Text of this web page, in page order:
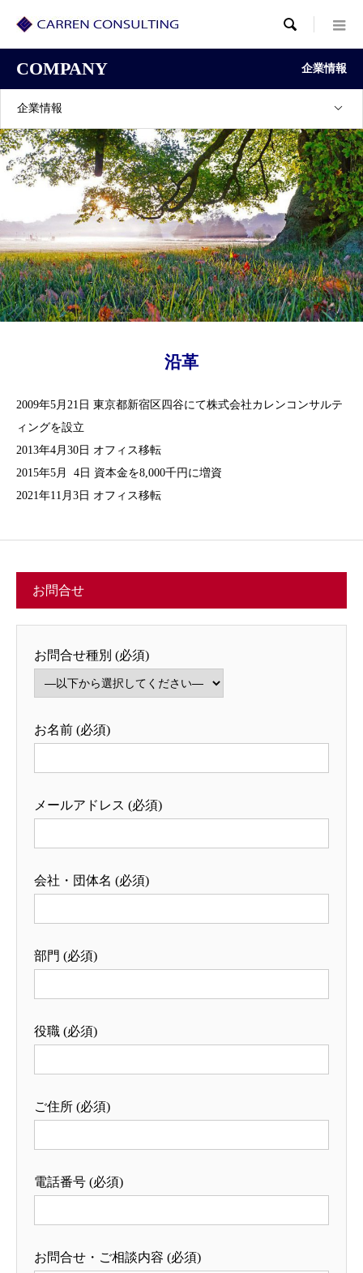

COMPANY 企業情報
企業情報
沿革
2009年5月21日 東京都新宿区四谷にて株式会社カレンコンサルテ
ィングを設立
2013年4月30日 オフィス移転
2015年5月 4日 資本金を8,000千円に増資
2021年11月3日 オフィス移転
お問合せ
お問合せ種別 (必須)
お名前 (必須)
メールアドレス (必須)
会社・団体名 (必須)
部門 (必須)
役職 (必須)
ご住所 (必須)
電話番号 (必須)
お問合せ・ご相談内容 (必須)